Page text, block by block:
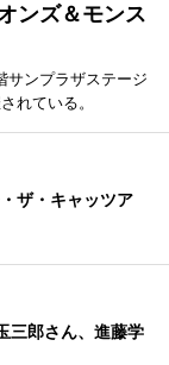
ンズ＆モンス
サンプラザステージ
れている。
ザ・キャッツア
三郎さん、進藤学